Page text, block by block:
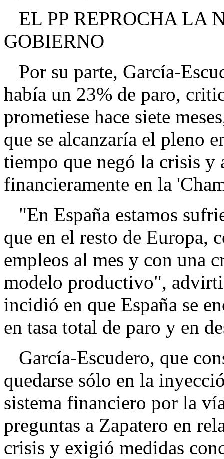
EL PP REPROCHA LA
GOBIERNO
Por su parte, García-
había un 23% de paro,
prometiese hace siete
que se alcanzaría el pleno
tiempo que negó la crisis y
financieramente en la
"En España estamos
que en el resto de Europa,
empleos al mes y con una
modelo productivo",
incidió en que España se
en tasa total de paro y en
García-Escudero, que
quedarse sólo en la
sistema financiero por la
preguntas a Zapatero en
crisis y exigió medidas